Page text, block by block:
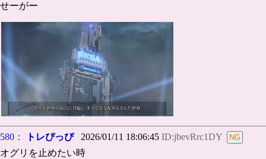
せーがー
580： トレぴっぴ2026/01/11 18:06:45 ID:jbevRrc1DY
オグリを止めたい時